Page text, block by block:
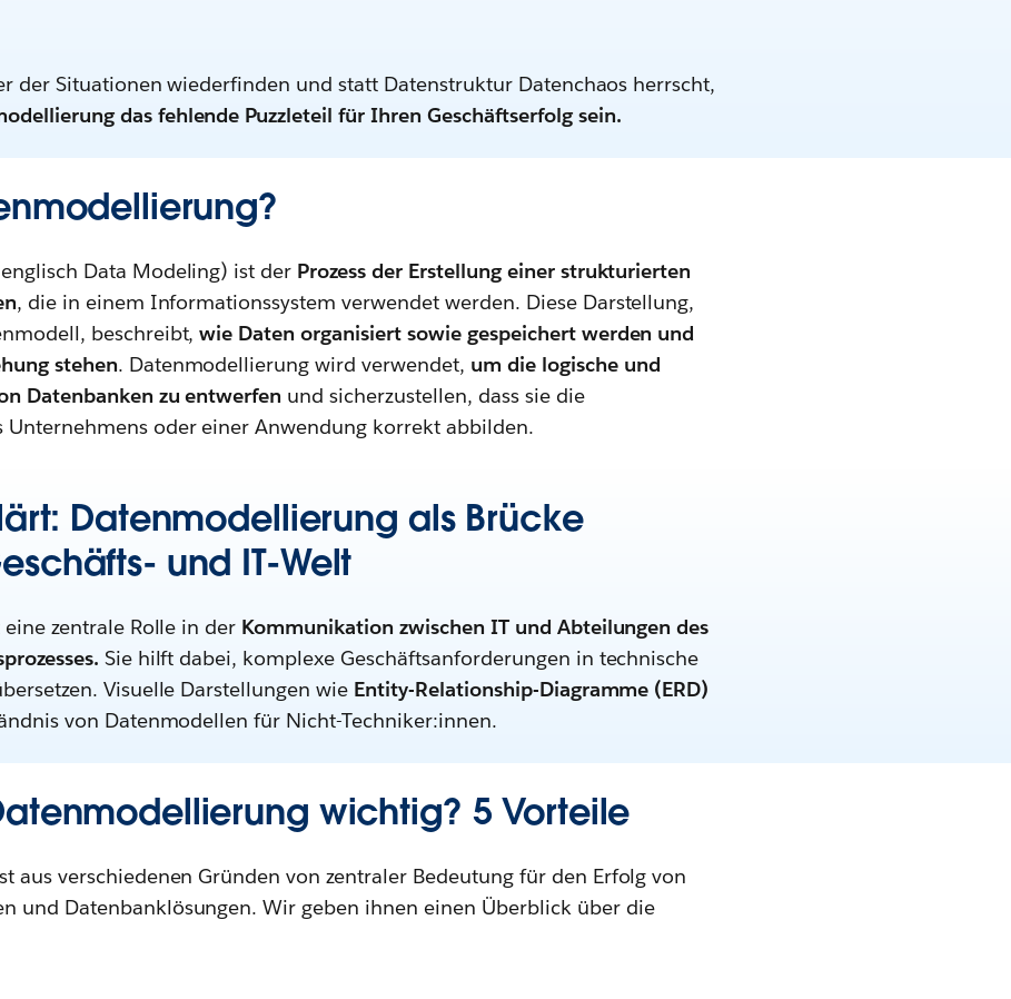
der Situationen wiederfinden und statt Datenstruktur Datenchaos herrscht,
das fehlende Puzzleteil für Ihren Geschäftserfolg sein.
Data Modeling) ist der Prozess der Erstellung einer strukturierten
, die in einem Informationssystem verwendet werden. Diese Darstellung,
beschreibt,wie Daten organisiert sowie gespeichert werden und
stehen. Datenmodellierung wird verwendet, um die logische und
Datenbanken zu entwerfen und sicherzustellen, dass sie die
Unternehmens oder einer Anwendung korrekt abbilden.
Datenmodellierung als Brücke
und IT-Welt
zentrale Rolle in der Kommunikation zwischen IT und Abteilungen des
Sie hilft dabei, komplexe Geschäftsanforderungen in technische
Visuelle Darstellungen wie Entity-Relationship-Diagramme (ERD)
von Datenmodellen für Nicht-Techniker:innen.
wichtig? 5 Vorteile
aus verschiedenen Gründen von zentraler Bedeutung für den Erfolg von
und Datenbanklösungen. Wir geben ihnen einen Überblick über die